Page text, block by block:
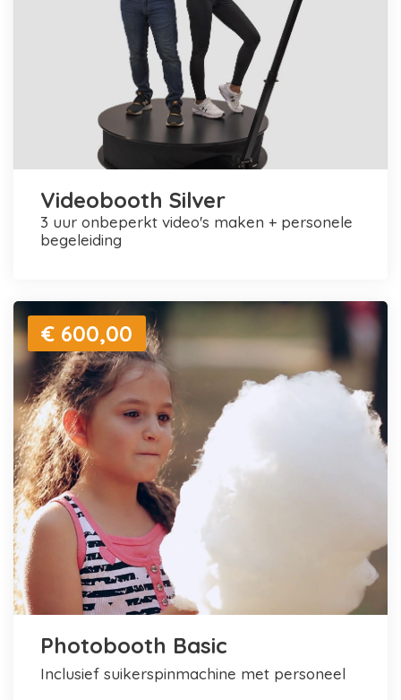
Videobooth Silver
3 uur onbeperkt video's maken + personele
begeleiding
€ 600,00
Photobooth Basic
inclusief suikerspinmachine met personeel